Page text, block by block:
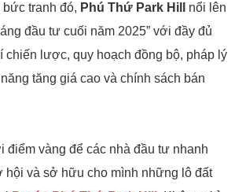
bức tranh đó, Phú Thứ Park Hill
nổi lên
đầu tư cuối năm 2025” với đầy đủ
chiến lược, quy hoạch đồng bộ, pháp lý
tăng giá cao và chính sách bán
điểm vàng để các nhà đầu tư nhanh
hội và sở hữu cho mình những lô đất